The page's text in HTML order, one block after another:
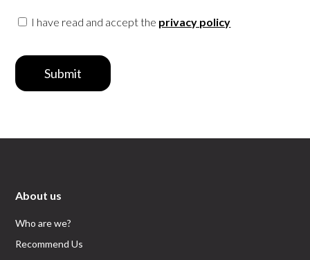
corrección de textos que quiero
I have read and accept the privacy policy
Submit
About us
Who are we?
Recommend Us